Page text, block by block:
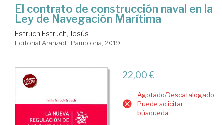
El contrato de construcción naval en la
Ley de Navegación Marítima
Estruch Estruch, Jesús
Editorial Aranzadi. Pamplona, 2019
22,00 €
Agotado/Descatalogado.
Puede solicitar
búsqueda.